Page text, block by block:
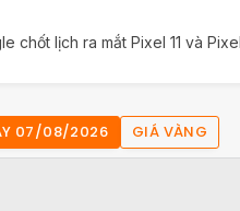
chốt lịch ra mắt Pixel 11 và
07/08/2026 GIÁ VÀNG